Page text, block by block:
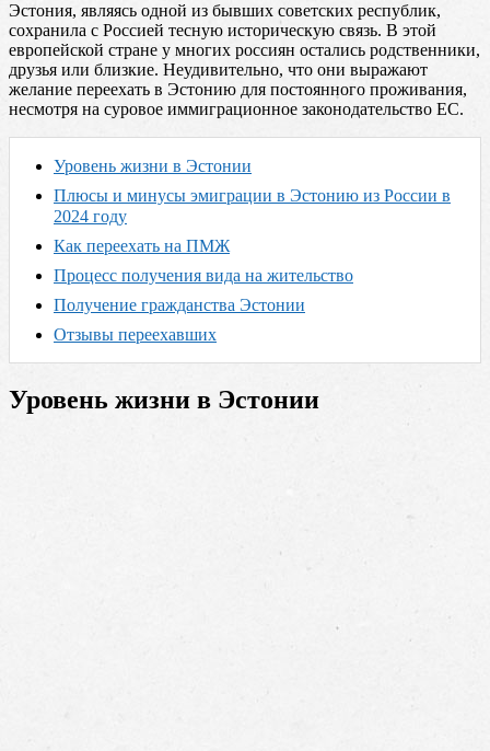
Эстония, являясь одной из бывших советских республик,
сохранила с Россией тесную историческую связь. В этой
европейской стране у многих россиян остались родственники,
друзья или близкие. Неудивительно, что они выражают
желание переехать в Эстонию для постоянного проживания,
несмотря на суровое иммиграционное законодательство ЕС.
Уровень жизни в Эстонии
Плюсы и минусы эмиграции в Эстонию из России в
2024 году
Как переехать на ПМЖ
Процесс получения вида на жительство
Получение гражданства Эстонии
Отзывы переехавших
Уровень жизни в Эстонии